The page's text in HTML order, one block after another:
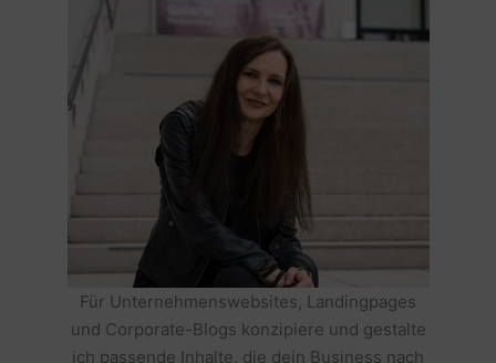
Für Unternehmenswebsites, Landingpages
und Corporate-Blogs konzipiere und gestalte
ich passende Inhalte, die dein Business nach